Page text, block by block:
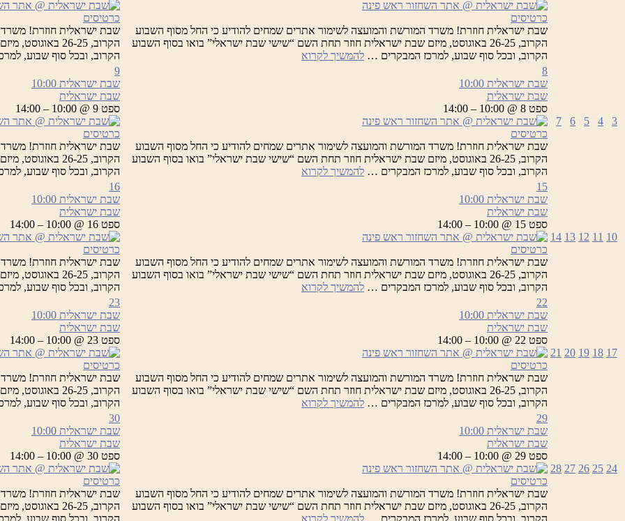
כרטיסים
שבת ישראלית חוזרת! משרד המורשת והמועצה לשימור אתרים שמחים להודיע כי החל מסוף השבוע
הקרוב, 26-25 באוגוסט, מיזם שבת ישראלית חוזר תחת השם “שישי שבת ישראלי” בואו בסוף השבוע
הקרוב, ובכל סוף שבוע, למרכז המבקרים … להמשיך לקרוא
כרטיסים
שבת ישראלית חוזרת!
הקרוב, 26-25
הקרוב, ובכל סוף שבוע,
3
4
5
6
7
8
שבת ישראלית 10:00
שבת ישראלית
ספט 8 @ 10:00 – 14:00
כרטיסים
שבת ישראלית חוזרת! משרד המורשת והמועצה לשימור אתרים שמחים להודיע כי החל מסוף השבוע
הקרוב, 26-25 באוגוסט, מיזם שבת ישראלית חוזר תחת השם “שישי שבת ישראלי” בואו בסוף השבוע
הקרוב, ובכל סוף שבוע, למרכז המבקרים … להמשיך לקרוא
9
שבת ישראלית 10:00
שבת ישראלית
ספט 9 @ 10:00 – 14:00
כרטיסים
שבת ישראלית חוזרת!
הקרוב, 26-25
הקרוב, ובכל סוף שבוע,
10
11
12
13
14
15
שבת ישראלית 10:00
שבת ישראלית
ספט 15 @ 10:00 – 14:00
כרטיסים
שבת ישראלית חוזרת! משרד המורשת והמועצה לשימור אתרים שמחים להודיע כי החל מסוף השבוע
הקרוב, 26-25 באוגוסט, מיזם שבת ישראלית חוזר תחת השם “שישי שבת ישראלי” בואו בסוף השבוע
הקרוב, ובכל סוף שבוע, למרכז המבקרים … להמשיך לקרוא
16
שבת ישראלית 10:00
שבת ישראלית
ספט 16 @ 10:00 – 14:00
כרטיסים
שבת ישראלית חוזרת!
הקרוב, 26-25
הקרוב, ובכל סוף שבוע,
17
18
19
20
21
22
שבת ישראלית 10:00
שבת ישראלית
ספט 22 @ 10:00 – 14:00
כרטיסים
שבת ישראלית חוזרת! משרד המורשת והמועצה לשימור אתרים שמחים להודיע כי החל מסוף השבוע
הקרוב, 26-25 באוגוסט, מיזם שבת ישראלית חוזר תחת השם “שישי שבת ישראלי” בואו בסוף השבוע
הקרוב, ובכל סוף שבוע, למרכז המבקרים … להמשיך לקרוא
23
שבת ישראלית 10:00
שבת ישראלית
ספט 23 @ 10:00 – 14:00
כרטיסים
שבת ישראלית חוזרת!
הקרוב, 26-25
הקרוב, ובכל סוף שבוע,
24
25
26
27
28
29
שבת ישראלית 10:00
שבת ישראלית
ספט 29 @ 10:00 – 14:00
כרטיסים
שבת ישראלית חוזרת! משרד המורשת והמועצה לשימור אתרים שמחים להודיע כי החל מסוף השבוע
הקרוב, 26-25 באוגוסט, מיזם שבת ישראלית חוזר תחת השם “שישי שבת ישראלי” בואו בסוף השבוע
30
שבת ישראלית 10:00
שבת ישראלית
ספט 30 @ 10:00 – 14:00
כרטיסים
שבת ישראלית חוזרת!
הקרוב, 26-25